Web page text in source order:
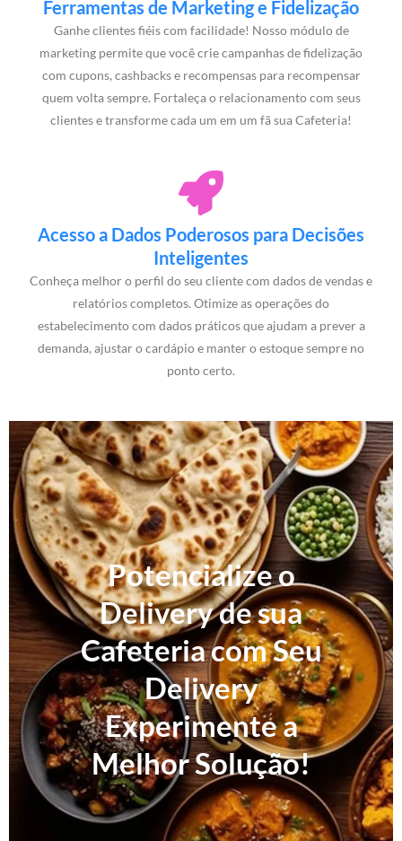
Ferramentas de Marketing e Fidelização
Ganhe clientes fiéis com facilidade! Nosso módulo de
marketing permite que você crie campanhas de fidelização
com cupons, cashbacks e recompensas para recompensar
quem volta sempre. Fortaleça o relacionamento com seus
clientes e transforme cada um em um fã sua Cafeteria!
Acesso a Dados Poderosos para Decisões
Inteligentes
Conheça melhor o perfil do seu cliente com dados de vendas e
relatórios completos. Otimize as operações do
estabelecimento com dados práticos que ajudam a prever a
demanda, ajustar o cardápio e manter o estoque sempre no
ponto certo.
Potencialize o
Delivery de sua
Cafeteria com Seu
Delivery
Experimente a
Melhor Solução!